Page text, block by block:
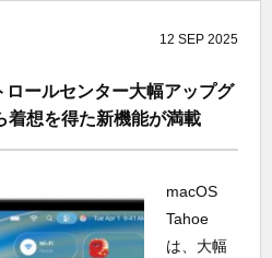
12 SEP 2025
ールセンター大幅アップグ
想を得た新機能が満載
macOS
Tahoe
は、大幅